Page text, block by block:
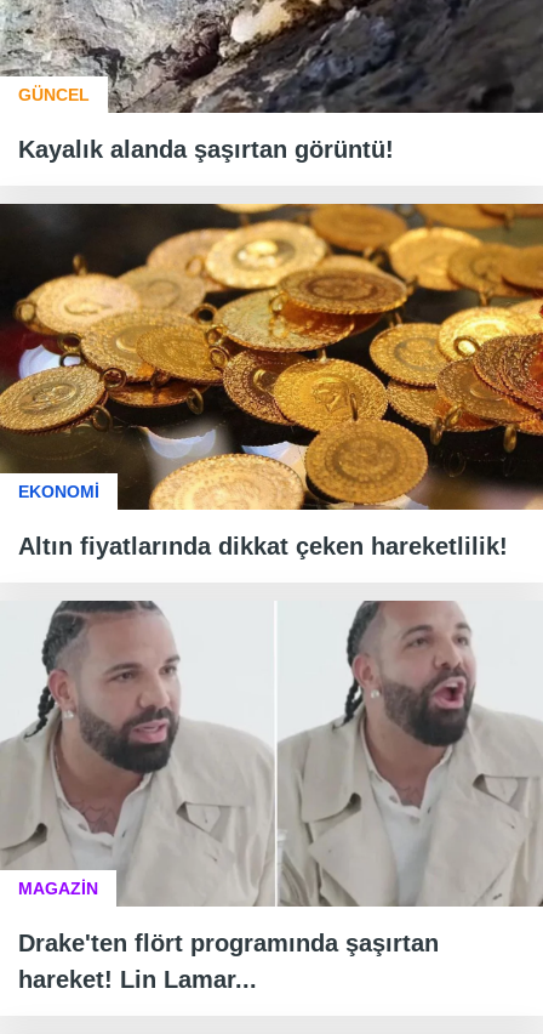
GÜNCEL
Kayalık alanda şaşırtan görüntü!
EKONOMİ
Altın fiyatlarında dikkat çeken hareketlilik!
MAGAZİN
Drake'ten flört programında şaşırtan
hareket! Lin Lamar...